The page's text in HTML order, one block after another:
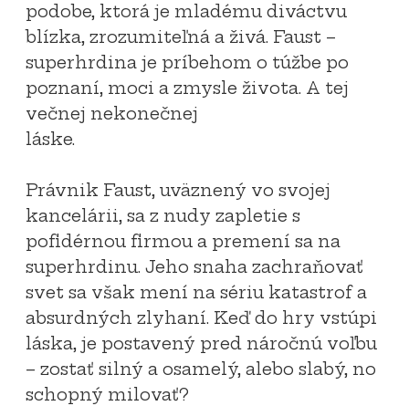
podobe, ktorá je mladému diváctvu
blízka, zrozumiteľná a živá. Faust –
superhrdina je príbehom o túžbe po
poznaní, moci a zmysle života. A tej
večnej nekonečnej
láske.
Právnik Faust, uväznený vo svojej
kancelárii, sa z nudy zapletie s
pofidérnou firmou a premení sa na
superhrdinu. Jeho snaha zachraňovať
svet sa však mení na sériu katastrof a
absurdných zlyhaní. Keď do hry vstúpi
láska, je postavený pred náročnú voľbu
– zostať silný a osamelý, alebo slabý, no
schopný milovať?